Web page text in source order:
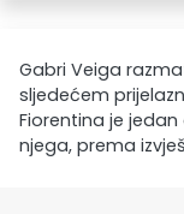
Gabri Veiga
sljedećem
Fiorentina je
njega, prema